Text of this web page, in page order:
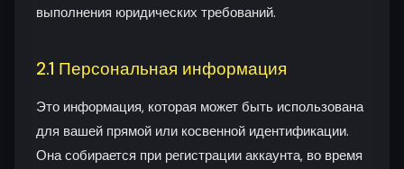
выполнения юридических требований.
2.1 Персональная информация
Это информация, которая может быть использована
для вашей прямой или косвенной идентификации.
Она собирается при регистрации аккаунта, во время